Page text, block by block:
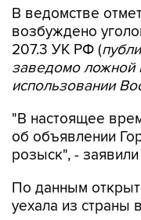
207.3 УК РФ (
заведомо
использовании
"В настоящее
розыск", -
По данным
СКР Катерина